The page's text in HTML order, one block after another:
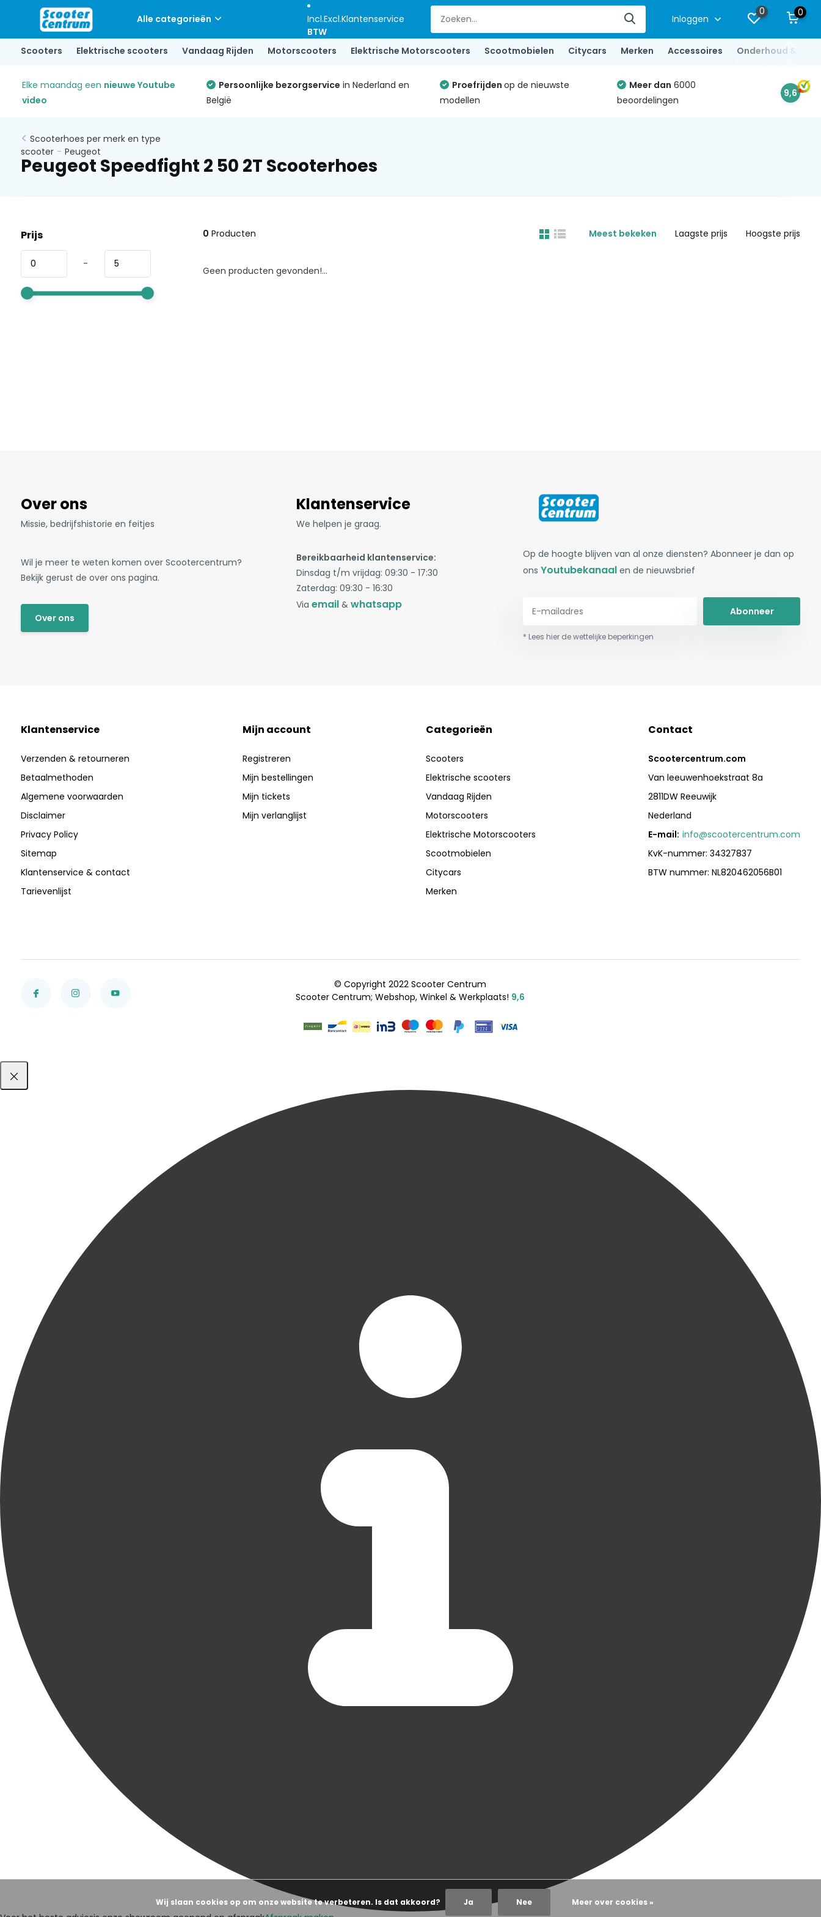
Alle categorieën Incl.Excl.
BTW
Klantenservice Inloggen
0 0
Scooters Elektrische scooters Vandaag Rijden Motorscooters Elektrische Motorscooters Scootmobielen Citycars Merken Accessoires Onderhoud &
Elke maandag een nieuwe Youtube
video
Persoonlijke bezorgservice in Nederland en
België
Proefrijdenop de nieuwste
modellen
Meer dan 6000
beoordelingen
9,6
Scooterhoes per merk en type
scooter - Peugeot
Peugeot Speedfight 2 50 2T Scooterhoes
Prijs
-
0 Producten Meest bekeken Laagste prijs Hoogste prijs
Geen producten gevonden!...
Over ons
Missie, bedrijfshistorie en feitjes
Wil je meer te weten komen over Scootercentrum?
Bekijk gerust de over ons pagina.
Over ons
Klantenservice
We helpen je graag.
Bereikbaarheid klantenservice:
Dinsdag t/m vrijdag: 09:30 - 17:30
Zaterdag: 09:30 - 16:30
Via email& whatsapp
Op de hoogte blijven van al onze diensten? Abonneer je dan op
onsYoutubekanaal en de nieuwsbrief
Abonneer
* Lees hier de wettelijke beperkingen
Klantenservice
Verzenden & retourneren
Betaalmethoden
Algemene voorwaarden
Disclaimer
Privacy Policy
Sitemap
Klantenservice & contact
Tarievenlijst
Mijn account
Registreren
Mijn bestellingen
Mijn tickets
Mijn verlanglijst
Categorieën
Scooters
Elektrische scooters
Vandaag Rijden
Motorscooters
Elektrische Motorscooters
Scootmobielen
Citycars
Merken
Contact
Scootercentrum.com
Van leeuwenhoekstraat 8a
2811DW Reeuwijk
Nederland
E-mail: info@scootercentrum.com
KvK-nummer: 34327837
BTW nummer: NL820462056B01
© Copyright 2022 Scooter Centrum
Scooter Centrum; Webshop, Winkel & Werkplaats! 9,6
Wij slaan cookies op om onze website te verbeteren. Is dat akkoord? Ja Nee Meer over cookies »